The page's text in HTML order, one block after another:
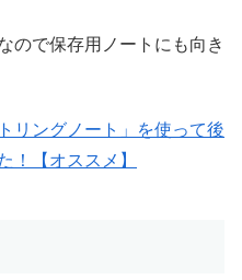
ので保存用ノートにも向き
リングノート」を使って後
！【オススメ】